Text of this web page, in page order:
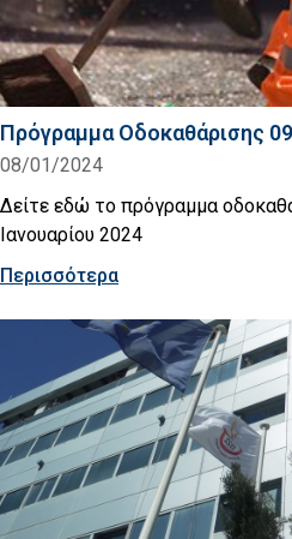
Πρόγραμμα Οδοκαθάρισης
08/01/2024
Δείτε εδώ το πρόγραμμα
Ιανουαρίου 2024
Περισσότερα